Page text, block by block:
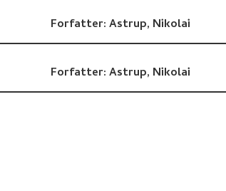
Forfatter:Astrup, Nikolai
Forfatter:Astrup, Nikolai